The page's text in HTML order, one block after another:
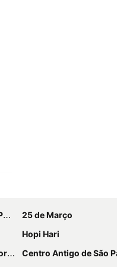
25 de Março
Hopi Hari
Centro Antigo de São